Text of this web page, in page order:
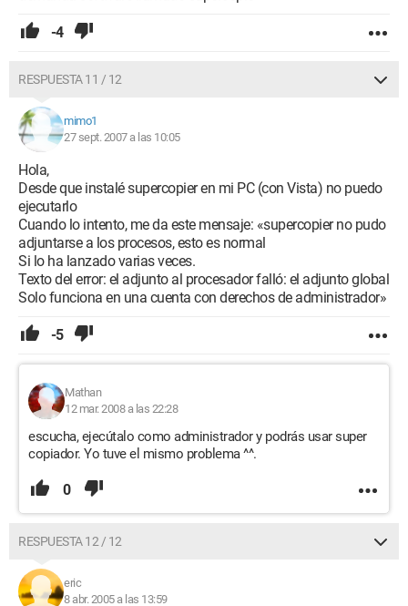
-4
RESPUESTA 11 / 12
mimo1
27 sept. 2007 a las 10:05
Hola,
Desde que instalé supercopier en mi PC (con Vista) no puedo
ejecutarlo
Cuando lo intento, me da este mensaje: «supercopier no pudo
adjuntarse a los procesos, esto es normal
Si lo ha lanzado varias veces.
Texto del error: el adjunto al procesador falló: el adjunto global
Solo funciona en una cuenta con derechos de administrador»
-5
Mathan
12 mar. 2008 a las 22:28
escucha, ejecútalo como administrador y podrás usar super
copiador. Yo tuve el mismo problema ^^.
0
RESPUESTA 12 / 12
eric
8 abr. 2005 a las 13:59